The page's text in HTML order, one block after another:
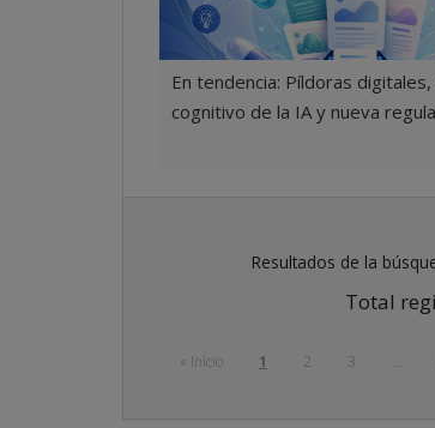
En tendencia: Píldoras
cognitivo de la IA y nueva
Resultados de la
Total
« Inicio 1 2 3 ...